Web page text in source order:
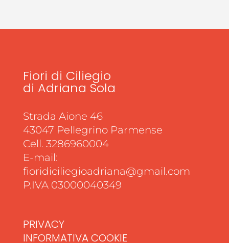
Fiori di Ciliegio
di Adriana Sola
Strada Aione 46
43047 Pellegrino Parmense
Cell. 3286960004
E-mail:
fioridiciliegioadriana@gmail.com
P.IVA 03000040349
PRIVACY
INFORMATIVA COOKIE